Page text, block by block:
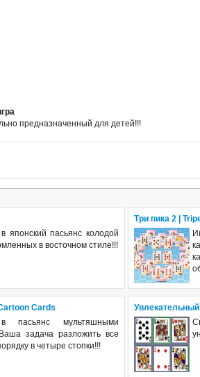
предназначенный для детей!!!
японский пасьянс колодой
в восточном стиле!!!
Три пика 2 |
Cards
пасьянс мультяшными
задача разложить все
в четыре стопки!!!